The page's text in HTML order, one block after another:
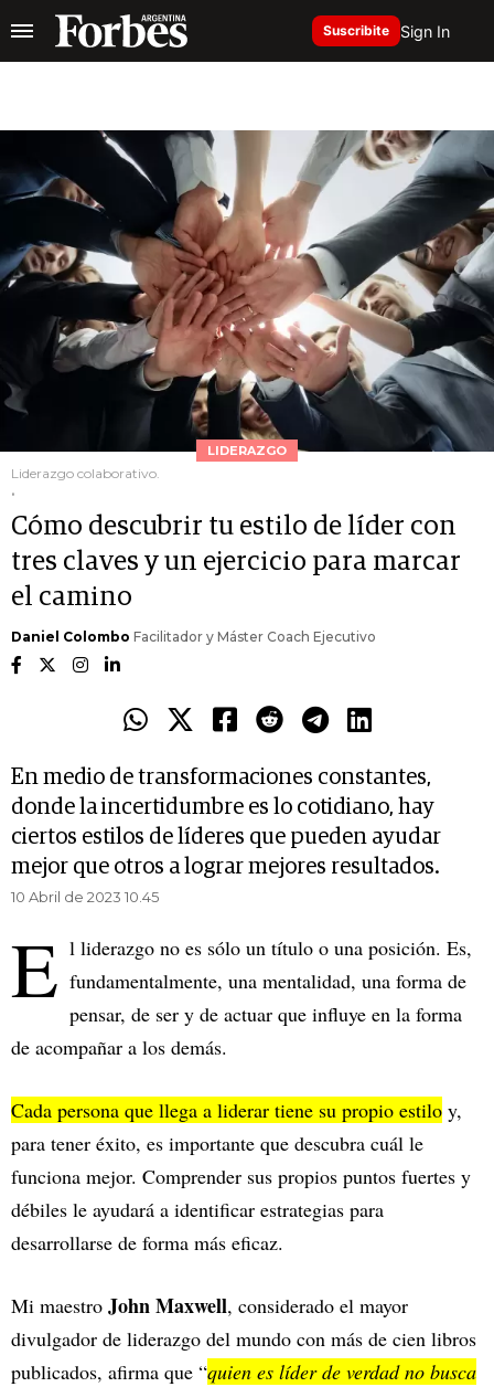
Suscribite Sign In
LIDERAZGO
Liderazgo colaborativo.
.
Cómo descubrir tu estilo de líder con
tres claves y un ejercicio para marcar
el camino
Daniel Colombo Facilitador y Máster Coach Ejecutivo
En medio de transformaciones constantes,
donde la incertidumbre es lo cotidiano, hay
ciertos estilos de líderes que pueden ayudar
mejor que otros a lograr mejores resultados.
10 Abril de 2023 10.45
E l liderazgo no es sólo un título o una posición. Es,
fundamentalmente, una mentalidad, una forma de
pensar, de ser y de actuar que influye en la forma
de acompañar a los demás.
Cada persona que llega a liderar tiene su propio estilo y,
para tener éxito, es importante que descubra cuál le
funciona mejor. Comprender sus propios puntos fuertes y
débiles le ayudará a identificar estrategias para
desarrollarse de forma más eficaz.
Mi maestro John Maxwell, considerado el mayor
divulgador de liderazgo del mundo con más de cien libros
publicados, afirma que “quien es líder de verdad no busca